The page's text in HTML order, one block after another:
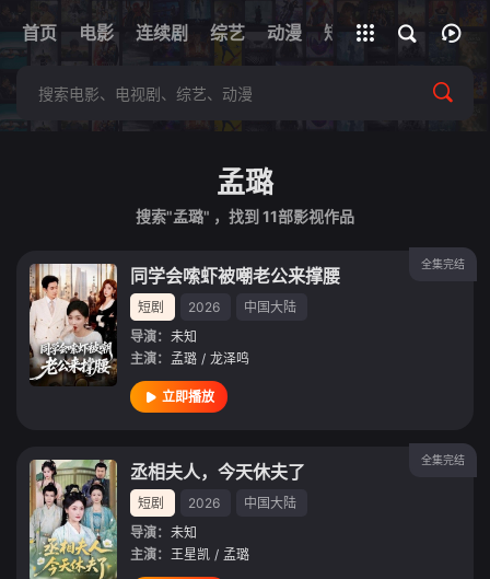
首页 电影 连续剧 综艺 动漫 短剧 网址
全部影片
孟璐
搜索"孟璐" ，找到 11部影视作品
全集完结
同学会嗦虾被嘲老公来撑腰
短剧 2026
中国大陆
导演： 未知
主演： 孟璐 / 龙泽鸣
立即播放
全集完结
丞相夫人，今天休夫了
短剧 2026
中国大陆
导演： 未知
主演： 王星凯 / 孟璐